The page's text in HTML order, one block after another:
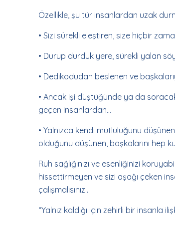
Özellikle, şu tür insanlardan uzak
• Sizi sürekli eleştiren, size hiçbir
• Durup durduk yere, sürekli yalan
• Dedikodudan beslenen ve
• Ancak işi düştüğünde ya da
geçen insanlardan…
• Yalnızca kendi mutluluğunu
olduğunu düşünen, başkalarını hep
Ruh sağlığınızı ve esenliğinizi
hissettirmeyen ve sizi aşağı çeken
çalışmalısınız…
“Yalnız kaldığı için zehirli bir insanla